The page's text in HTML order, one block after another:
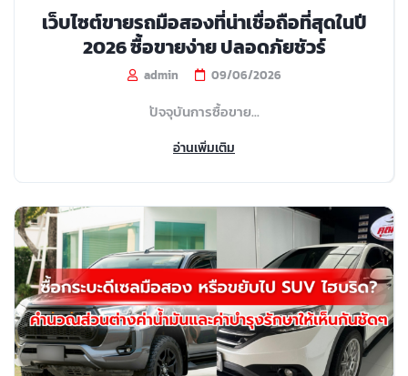
เว็บไซต์ขายรถมือสองที่น่าเชื่อถือที่สุดในปี
2026 ซื้อขายง่าย ปลอดภัยชัวร์
admin 09/06/2026
ปัจจุบันการซื้อขาย...
อ่านเพิ่มเติม